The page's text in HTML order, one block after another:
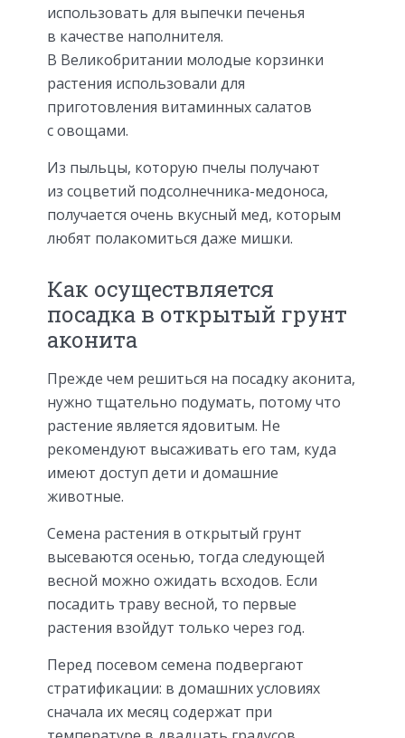
использовать для выпечки печенья
в качестве наполнителя.
В Великобритании молодые корзинки
растения использовали для
приготовления витаминных салатов
с овощами.
Из пыльцы, которую пчелы получают
из соцветий подсолнечника-медоноса,
получается очень вкусный мед, которым
любят полакомиться даже мишки.
Как осуществляется
посадка в открытый грунт
аконита
Прежде чем решиться на посадку аконита,
нужно тщательно подумать, потому что
растение является ядовитым. Не
рекомендуют высаживать его там, куда
имеют доступ дети и домашние
животные.
Семена растения в открытый грунт
высеваются осенью, тогда следующей
весной можно ожидать всходов. Если
посадить траву весной, то первые
растения взойдут только через год.
Перед посевом семена подвергают
стратификации: в домашних условиях
сначала их месяц содержат при